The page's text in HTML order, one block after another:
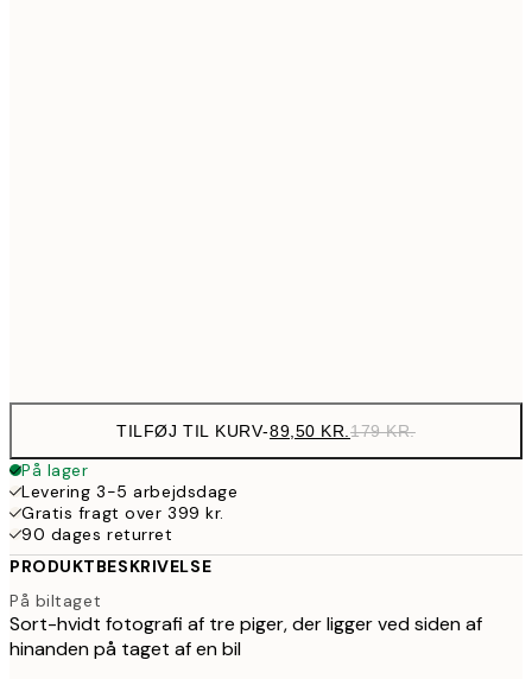
TILFØJ TIL KURV-89,50 KR.179 KR.
På lager
Levering 3-5 arbejdsdage
Gratis fragt over 399 kr.
90 dages returret
PRODUKTBESKRIVELSE
På biltaget
Sort-hvidt fotografi af tre piger, der ligger ved siden af
hinanden på taget af en bil